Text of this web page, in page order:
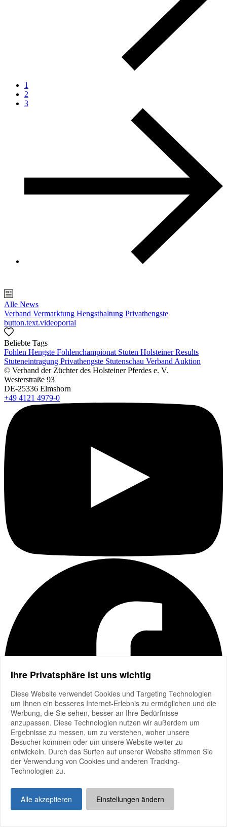
1
2
3
Alle News
Verband Vermarktung Hengsthaltung Privathengste
button.text.videoportal
Beliebte Tags
Fohlen Hengste Fohlenchampionat Stuten Holsteiner Results
Stuteneintragung Privathengste Stutenschau Verband Auktion
© Verband der Züchter des Holsteiner Pferdes e. V.
Westerstraße 93
DE-25336 Elmshorn
+49 4121 4979-0
Ihre Privatsphäre ist uns wichtig
Diese Website verwendet Cookies und Targeting Technologien
um Ihnen ein besseres Internet-Erlebnis zu ermöglichen und die
Werbung, die Sie sehen, besser an Ihre Bedürfnisse
anzupassen. Diese Technologien nutzen wir außerdem um
Ergebnisse zu messen, um zu verstehen, woher unsere
Besucher kommen oder um unsere Website weiter zu
entwickeln. Durch das Surfen auf unserer Website stimmen Sie
der Verwendung von Cookies und anderen Tracking-
Technologien zu.
Alle akzeptieren Einstellungen ändern